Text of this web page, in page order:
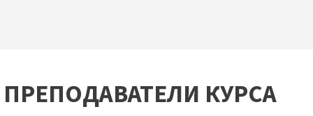
ПРЕПОДАВАТЕЛИ КУРСА